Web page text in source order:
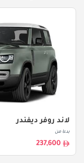
لاند روفر ديفندر
بدءا من
237,600